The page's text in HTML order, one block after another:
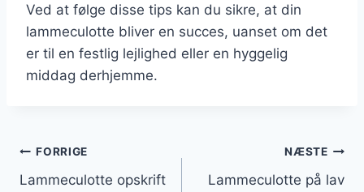
Ved at følge disse tips kan du sikre, at din
lammeculotte bliver en succes, uanset om det
er til en festlig lejlighed eller en hyggelig
middag derhjemme.
Indlægsnavigation
FORRIGE
Lammeculotte opskrift
NÆSTE
Lammeculotte på lav